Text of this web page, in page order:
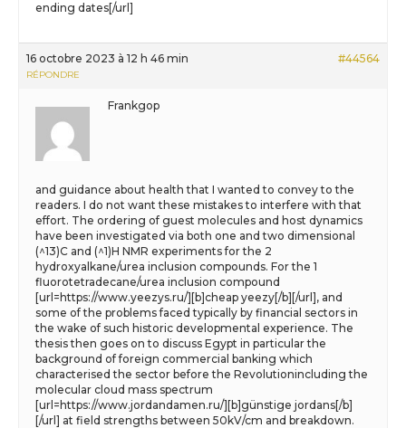
ending dates[/url]
16 octobre 2023 à 12 h 46 min #44564
RÉPONDRE
Frankgop
and guidance about health that I wanted to convey to the
readers. I do not want these mistakes to interfere with that
effort. The ordering of guest molecules and host dynamics
have been investigated via both one and two dimensional
(^13)C and (^1)H NMR experiments for the 2
hydroxyalkane/urea inclusion compounds. For the 1
fluorotetradecane/urea inclusion compound
[url=https://www.yeezys.ru/][b]cheap yeezy[/b][/url], and
some of the problems faced typically by financial sectors in
the wake of such historic developmental experience. The
thesis then goes on to discuss Egypt in particular the
background of foreign commercial banking which
characterised the sector before the Revolutionincluding the
molecular cloud mass spectrum
[url=https://www.jordandamen.ru/][b]günstige jordans[/b]
[/url] at field strengths between 50kV/cm and breakdown.